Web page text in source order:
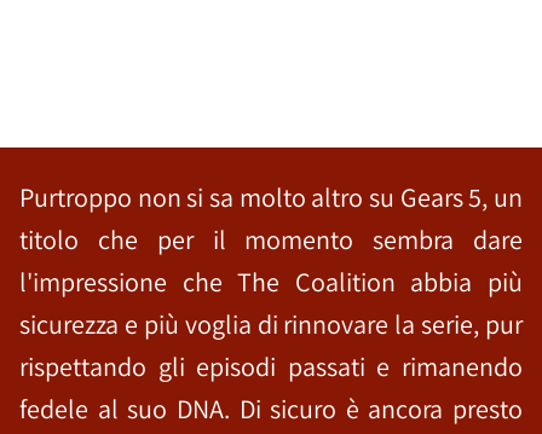
Purtroppo non si sa molto altro su Gears 5, un
titolo che per il momento sembra dare
l'impressione che The Coalition abbia più
sicurezza e più voglia di rinnovare la serie, pur
rispettando gli episodi passati e rimanendo
fedele al suo DNA. Di sicuro è ancora presto